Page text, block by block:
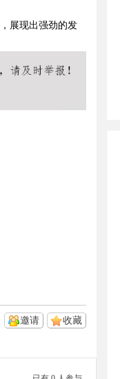
展现出强劲的发
收藏
邀请